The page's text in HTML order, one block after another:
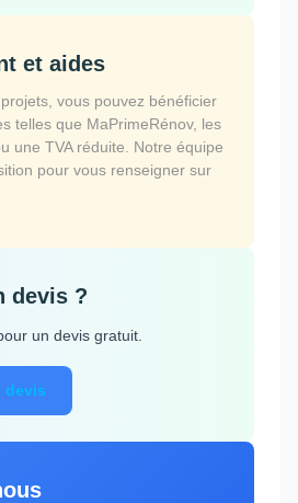
et aides
vous pouvez bénéficier
telles que MaPrimeRénov, les
une TVA réduite. Notre équipe
pour vous renseigner sur
devis ?
un devis gratuit.
devis